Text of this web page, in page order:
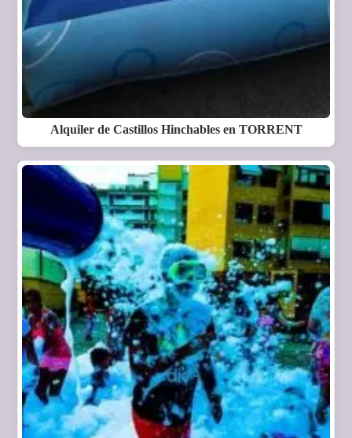
Alquiler de Castillos Hinchables en TORRENT